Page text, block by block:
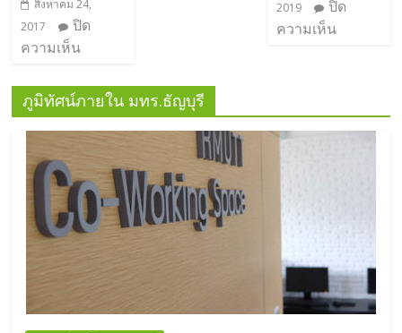
สิงหาคม 24,
2017
ปิด
ความเห็น
2019
ปิด
ความเห็น
ภูมิทัศน์ภายใน มทร.ธัญบุรี